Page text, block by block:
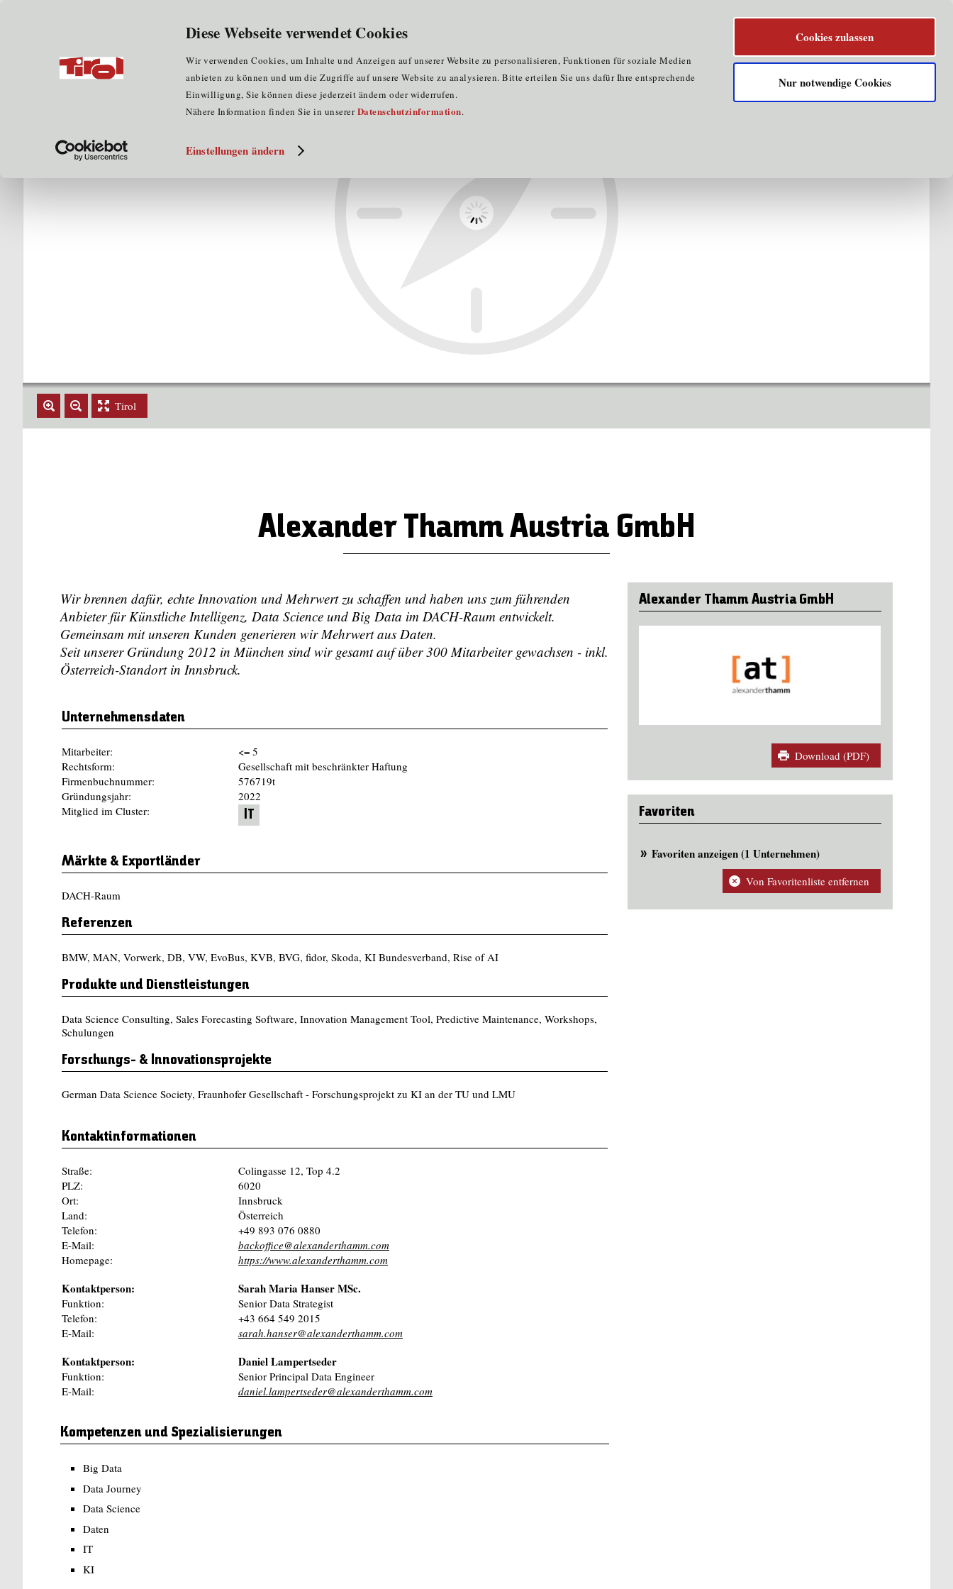
Diese Webseite verwendet Cookies
Wir verwenden Cookies, um Inhalte und Anzeigen auf unserer Website zu personalisieren, Funktionen für soziale Medien
anbieten zu können und um die Zugriffe auf unsere Website zu analysieren. Bitte erteilen Sie uns dafür Ihre entsprechende
Einwilligung, Sie können diese jederzeit ändern oder widerrufen.
Nähere Information finden Sie in unsererDatenschutzinformation.
Einstellungen ändern
Cookies zulassen
Nur notwendige Cookies
Home für Clustermitglieder
Tirol
Alexander Thamm Austria GmbH
Alexander Thamm Austria GmbH
Download (PDF)
Favoriten
Favoriten anzeigen (1 Unternehmen)
Von Favoritenliste entfernen
Wir brennen dafür, echte Innovation und Mehrwert zu schaffen und haben uns zum führenden
Anbieter für Künstliche Intelligenz, Data Science und Big Data im DACH-Raum entwickelt.
Gemeinsam mit unseren Kunden generieren wir Mehrwert aus Daten.
Seit unserer Gründung 2012 in München sind wir gesamt auf über 300 Mitarbeiter gewachsen - inkl.
Österreich-Standort in Innsbruck.
Unternehmensdaten
Mitarbeiter:
<= 5
Rechtsform:
Gesellschaft mit beschränkter Haftung
Firmenbuchnummer:
576719t
Gründungsjahr:
2022
Mitglied im Cluster:
IT
Märkte & Exportländer
DACH-Raum
Referenzen
BMW, MAN, Vorwerk, DB, VW, EvoBus, KVB, BVG, fidor, Skoda, KI Bundesverband, Rise of AI
Produkte und Dienstleistungen
Data Science Consulting, Sales Forecasting Software, Innovation Management Tool, Predictive Maintenance, Workshops,
Schulungen
Forschungs- & Innovationsprojekte
German Data Science Society, Fraunhofer Gesellschaft - Forschungsprojekt zu KI an der TU und LMU
Kontaktinformationen
Straße:
Colingasse 12, Top 4.2
PLZ:
6020
Ort:
Innsbruck
Land:
Österreich
Telefon:
+49 893 076 0880
E-Mail:
backoffice@alexanderthamm.com
Homepage:
https://www.alexanderthamm.com
Kontaktperson: Sarah Maria Hanser MSc.
Funktion:
Senior Data Strategist
Telefon:
+43 664 549 2015
E-Mail:
sarah.hanser@alexanderthamm.com
Kontaktperson: Daniel Lampertseder
Funktion:
Senior Principal Data Engineer
E-Mail:
daniel.lampertseder@alexanderthamm.com
Kompetenzen und Spezialisierungen
Big Data
Data Journey
Data Science
Daten
IT
KI